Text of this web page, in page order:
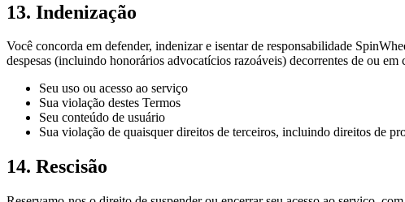
13. Indenização
Você concorda em defender, indenizar e isentar de responsabilidade
despesas (incluindo honorários advocatícios razoáveis) decorrentes de ou em
Seu uso ou acesso ao serviço
Sua violação destes Termos
Seu conteúdo de usuário
Sua violação de quaisquer direitos de terceiros, incluindo direitos de
14. Rescisão